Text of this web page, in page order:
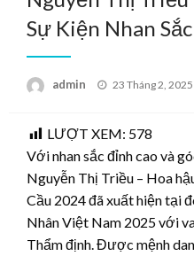
Sự Kiện Nhan Sắc
admin
Posted
23 Tháng 2, 2025
LƯỢT XEM: 578
Với nhan sắc đỉnh cao và
Nguyễn Thị Triều – Hoa
Cầu 2024 đã xuất hiện tại
Nhân Việt Nam 2025 với
Thẩm định. Được mệnh